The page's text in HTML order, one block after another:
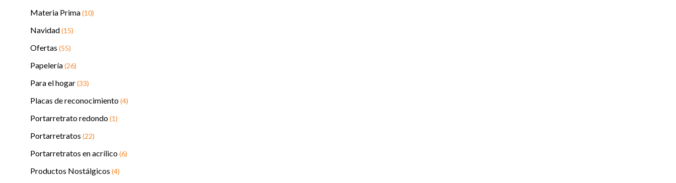
Materia Prima(10)
Navidad(15)
Ofertas (55)
Papelería(26)
Para el hogar(33)
Placas de reconocimiento(4)
Portarretrato redondo(1)
Portarretratos (22)
Portarretratos en acrílico(6)
Productos Nostálgicos (4)